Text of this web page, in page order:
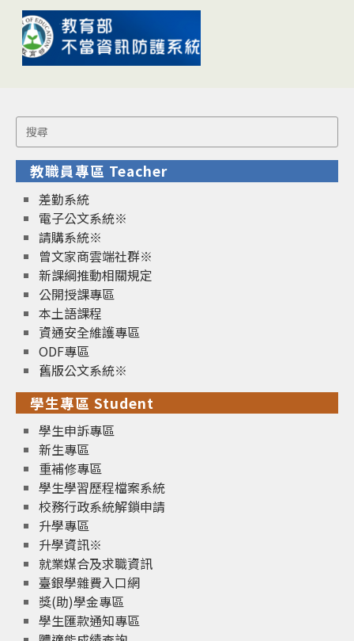
Search
for:
教職員專區 Teacher
差勤系統
電子公文系統※
請購系統※
曾文家商雲端社群※
新課綱推動相關規定
公開授課專區
本土語課程
資通安全維護專區
ODF專區
舊版公文系統※
學生專區 Student
學生申訴專區
新生專區
重補修專區
學生學習歷程檔案系統
校務行政系統解鎖申請
升學專區
升學資訊※
就業媒合及求職資訊
臺銀學雜費入口網
獎(助)學金專區
學生匯款通知專區